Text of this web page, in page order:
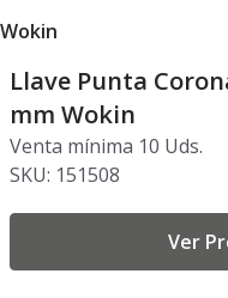
Llave Punta
mm Wokin
Venta mínima 10 Uds.
SKU: 151508
Ver